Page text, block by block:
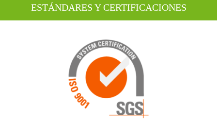
ESTÁNDARES Y CERTIFICACIONES